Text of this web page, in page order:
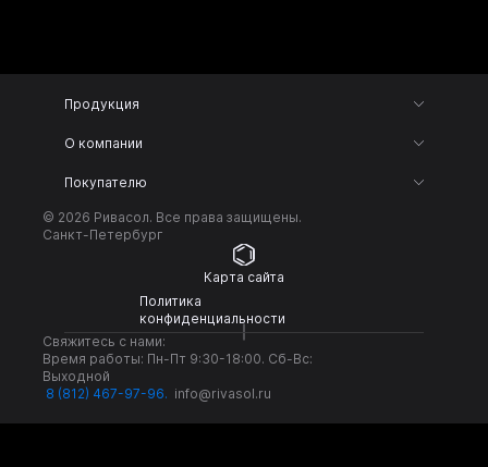
Продукция
О компании
Покупателю
© 2026 Ривасол. Все права защищены.
Санкт-Петербург
Карта сайта
Политика
конфиденциальности
Свяжитесь с нами:
Время работы: Пн-Пт 9:30-18:00. Сб-Вс:
Выходной
8 (812) 467-97-96. info@rivasol.ru